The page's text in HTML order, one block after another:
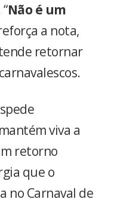
Não é um
a nota,
retornar
viva a
retorno
que o
no Carnaval de